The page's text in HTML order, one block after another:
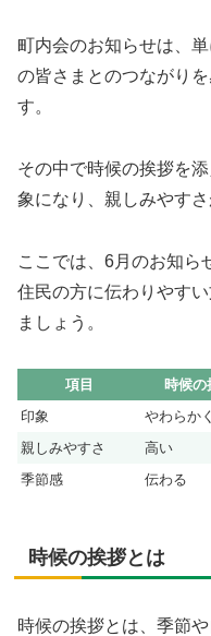
町内会のお知らせは、
の皆さまとのつながり
す。
その中で時候の挨拶を
象になり、親しみやすさ
ここでは、6月のお知ら
住民の方に伝わりやす
ましょう。
項目 時候の
印象
やわらか
親しみやすさ
高い
季節感
伝わる
時候の挨拶とは
時候の挨拶とは、季節